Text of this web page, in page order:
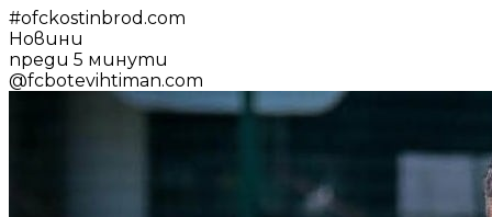
#ofckostinbrod.com
Новини
преди 5 минути
@fcbotevihtiman.com